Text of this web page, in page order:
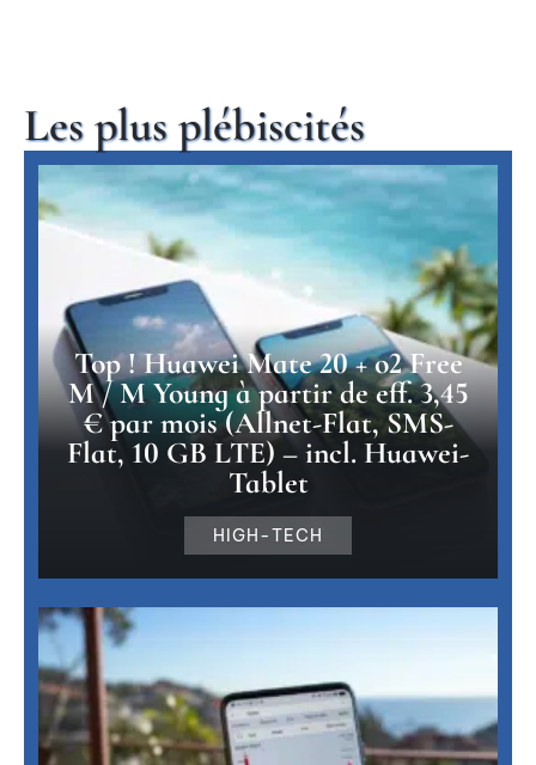
Les plus plébiscités
Top ! Huawei Mate 20 + o2 Free
M / M Young à partir de eff. 3,45
€ par mois (Allnet-Flat, SMS-
Flat, 10 GB LTE) – incl. Huawei-
Tablet
HIGH-TECH